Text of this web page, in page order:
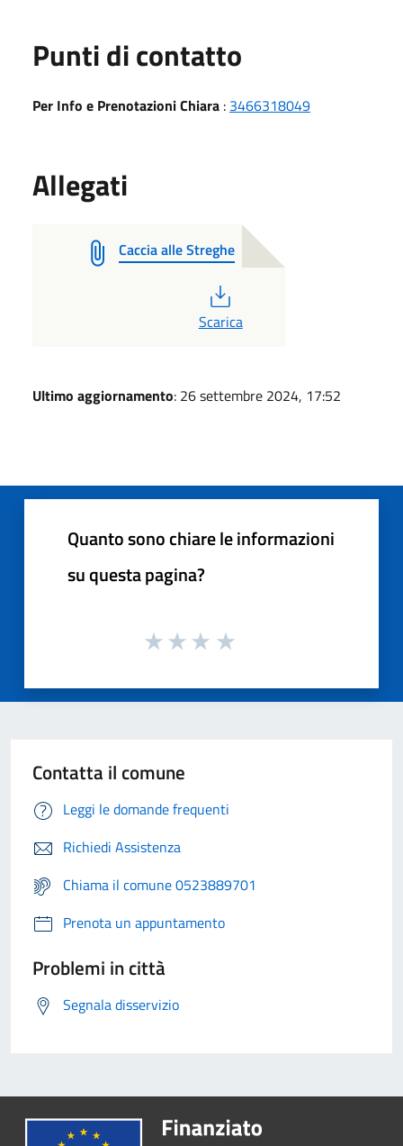
Punti di contatto
Per Info e Prenotazioni Chiara : 3466318049
Allegati
Caccia alle Streghe
Scarica
Ultimo aggiornamento: 26 settembre 2024, 17:52
Quanto sono chiare le informazioni
su questa pagina?
Contatta il comune
Leggi le domande frequenti
Richiedi Assistenza
Chiama il comune 0523889701
Prenota un appuntamento
Problemi in città
Segnala disservizio